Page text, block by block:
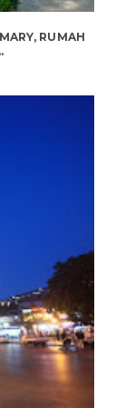
RUMAH